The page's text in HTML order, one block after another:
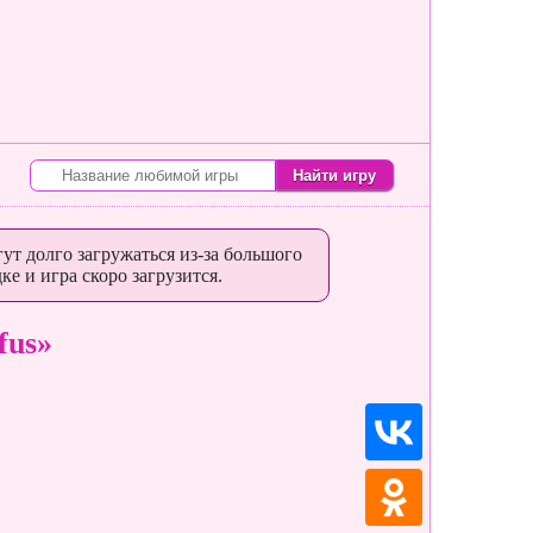
долго загружаться из-за большого
и игра скоро загрузится.